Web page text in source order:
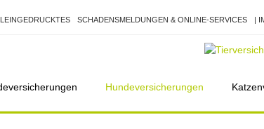
SCHADENSMELDUNGEN & ONLINE-SERVICES |
Hundeversicherungen